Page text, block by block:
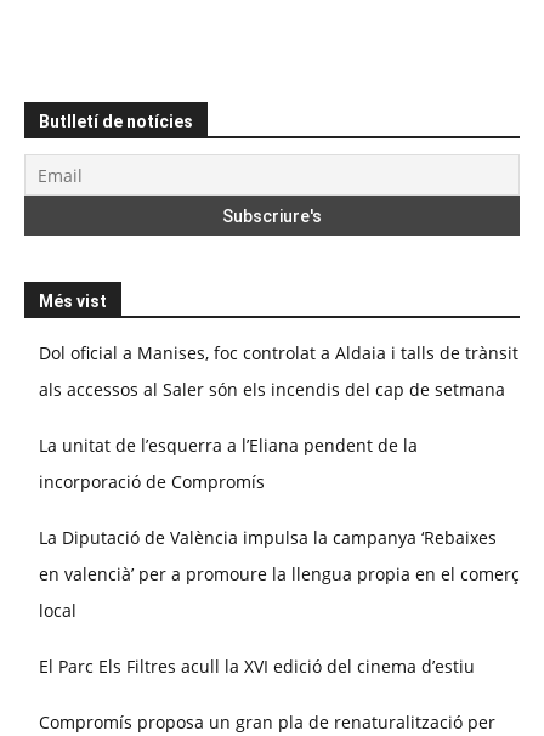
Butlletí de notícies
Més vist
Dol oficial a Manises, foc controlat a Aldaia i talls de trànsit
als accessos al Saler són els incendis del cap de setmana
La unitat de l’esquerra a l’Eliana pendent de la
incorporació de Compromís
La Diputació de València impulsa la campanya ‘Rebaixes
en valencià’ per a promoure la llengua propia en el comerç
local
El Parc Els Filtres acull la XVI edició del cinema d’estiu
Compromís proposa un gran pla de renaturalització per